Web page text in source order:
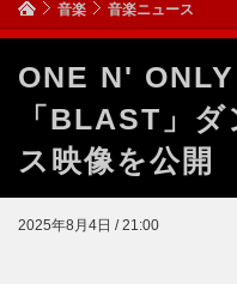
音楽 音楽ニュース
ONE N'
「BLAST」
ス映像を公開
2025年8月4日 / 21:00